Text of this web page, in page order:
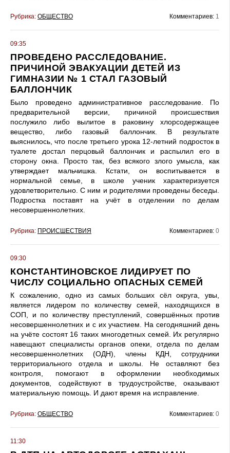
Рубрика: ОБЩЕСТВО Комментариев: 1
09:35
ПРОВЕДЕНО РАССЛЕДОВАНИЕ.
ПРИЧИНОЙ ЭВАКУАЦИИ ДЕТЕЙ ИЗ
ГИМНАЗИИ № 1 СТАЛ ГАЗОВЫЙ
БАЛЛОНЧИК
Было проведено административное расследование. По
предварительной версии, причиной происшествия
послужило либо вылитое в раковину хлорсодержащее
вещество, либо газовый баллончик. В результате
выяснилось, что после третьего урока 12-летний подросток в
туалете достал перцовый баллончик и распылил его в
сторону окна. Просто так, без всякого злого умысла, как
утверждает мальчишка. Кстати, он воспитывается в
нормальной семье, в школе ученик характеризуется
удовлетворительно. С ним и родителями проведены беседы.
Подростка поставят на учёт в отделении по делам
несовершеннолетних.
Рубрика: ПРОИСШЕСТВИЯ Комментариев: 0
09:30
КОНСТАНТИНОВСКОЕ ЛИДИРУЕТ ПО
ЧИСЛУ СОЦИАЛЬНО ОПАСНЫХ СЕМЕЙ
К сожалению, одно из самых больших сёл округа, увы,
является лидером по количеству семей, находящихся в
СОП, и по количеству преступлений, совершённых против
несовершеннолетних и с их участием. На сегодняшний день
на учёте состоят 16 таких многодетных семей. Их регулярно
навещают специалисты органов опеки, отдела по делам
несовершеннолетних (ОДН), члены КДН, сотрудники
территориального отдела и школы. Не оставляют без
контроля, помогают в оформлении необходимых
документов, содействуют в трудоустройстве, оказывают
материальную помощь. И дают время на исправление.
Рубрика: ОБЩЕСТВО Комментариев: 0
11:30